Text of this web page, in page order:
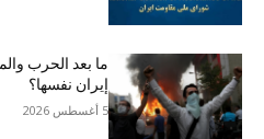
ما بعد الحرب
إيران نفسها؟
5 أغسطس 2026